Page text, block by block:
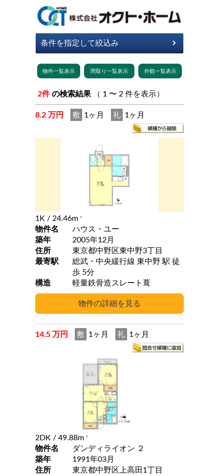
2件 の検索結果 （ 1 〜 2 件を表示）
8.2 万円 敷 1ヶ月 礼 1ヶ月
1K / 24.46m 2
物件名
ハウス・ユー
築年
2005年12月
住所
東京都中野区東中野3丁目
最寄駅
総武・中央緩行線 東中野 駅 徒
歩 5分
構造
軽量鉄骨造スレート葺
14.5 万円 敷 1ヶ月 礼 1ヶ月
2DK / 49.88m 2
物件名
ダンディライオン ２
築年
1991年03月
住所
東京都中野区上高田1丁目